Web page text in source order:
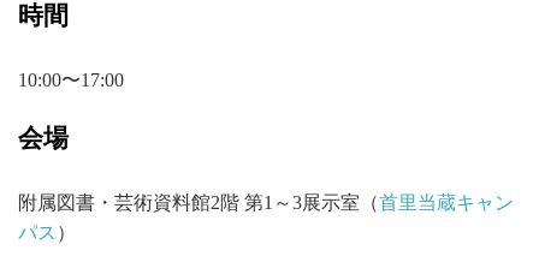
時間
10:00〜17:00
会場
附属図書・芸術資料館2階 第1～3展示室（首里当蔵キャン
パス ）